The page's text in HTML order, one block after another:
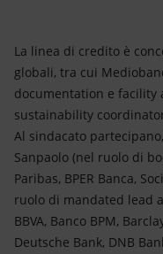
La linea di credito è
globali, tra cui
documentation e facility
sustainability
Al sindacato
Sanpaolo (nel ruolo di
Paribas, BPER Banca,
ruolo di mandated lead
BBVA, Banco BPM,
Deutsche Bank, DNB